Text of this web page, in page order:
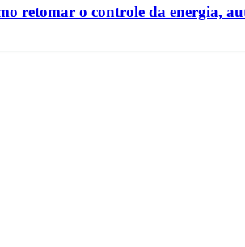
retomar o controle da energia,